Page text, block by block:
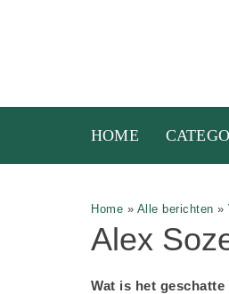
HOME
Home » Alle berichten »
Alex
Wat is het